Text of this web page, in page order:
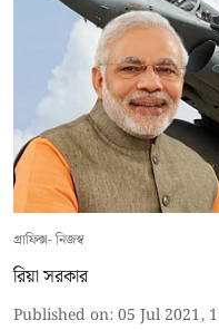
গ্রাফিক্স- নিজস্ব
রিয়া সরকার
Published on:05 Jul 2021,